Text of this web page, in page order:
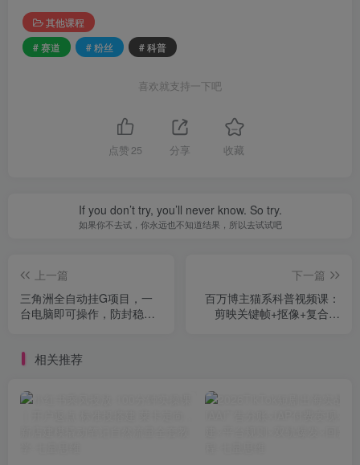
其他课程
# 赛道
# 粉丝 # 科普
喜欢就支持一下吧
点赞 25 分享 收藏
If you don’t try, you’ll never know. So try.
如果你不去试，你永远也不知道结果，所以去试试吧
上一篇
三角洲全自动挂G项目，一
台电脑即可操作，防封稳账
下一篇
百万博主猫系科普视频课：
剪映关键帧+抠像+复合片
相关推荐